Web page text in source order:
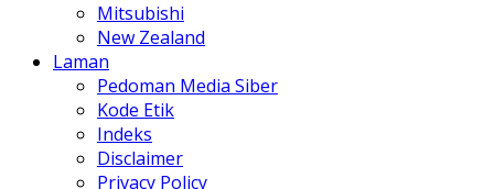
Mitsubishi
New Zealand
Laman
Pedoman Media Siber
Kode Etik
Indeks
Disclaimer
Privacy Policy